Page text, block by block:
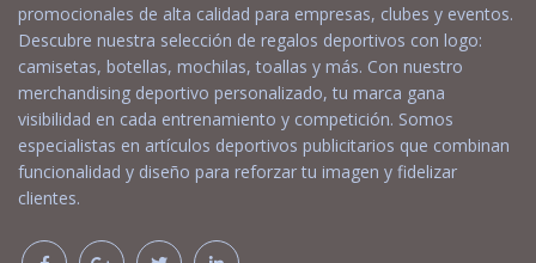
promocionales de alta calidad para empresas, clubes y eventos.
Descubre nuestra selección de regalos deportivos con logo:
camisetas, botellas, mochilas, toallas y más. Con nuestro
merchandising deportivo personalizado, tu marca gana
visibilidad en cada entrenamiento y competición. Somos
especialistas en artículos deportivos publicitarios que combinan
funcionalidad y diseño para reforzar tu imagen y fidelizar
clientes.